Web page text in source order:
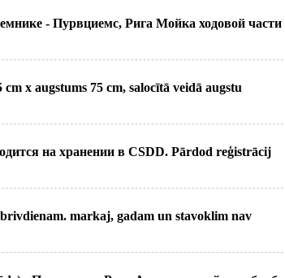
- Пурвциемс, Рига Мойка ходовой части
x augstums 75 cm, salocītā veidā augstu
на хранении в CSDD. Pārdod reģistrācij
markaj, gadam un stavoklim nav